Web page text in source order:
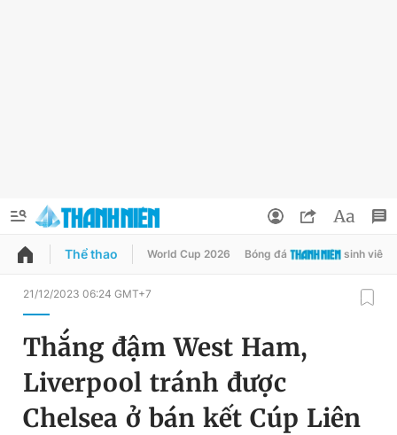
QUẢNG CÁO ĐẶT BÁO
Chuyên mục
Chuyên mục khác
Đổi mật khẩu
Tin đã lưu
Thể thao World Cup 2026 Bóng đá sinh viên
21/12/2023 06:24 GMT+7
Thắng đậm West Ham,
Liverpool tránh được
Chelsea ở bán kết Cúp Liên